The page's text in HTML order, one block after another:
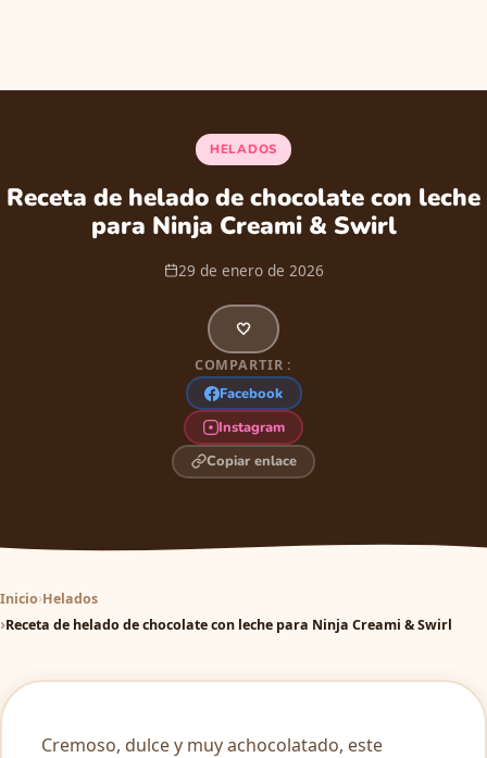
HELADOS
Receta de helado de chocolate con leche
para Ninja Creami & Swirl
29 de enero de 2026
🤍
COMPARTIR :
Facebook
Instagram
Copiar enlace
Inicio Helados
Receta de helado de chocolate con leche para Ninja Creami & Swirl
Cremoso, dulce y muy achocolatado, este